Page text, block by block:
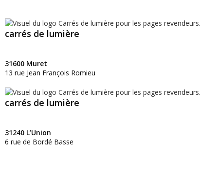
carrés de lumière
31600 Muret
13 rue Jean François Romieu
carrés de lumière
31240 L’Union
6 rue de Bordé Basse